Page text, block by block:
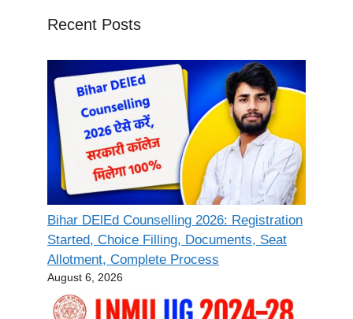
Recent Posts
Bihar DElEd Counselling 2026: Registration
Started, Choice Filling, Documents, Seat
Allotment, Complete Process
August 6, 2026